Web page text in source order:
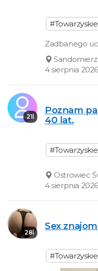
#Towarzyskie
Zadbanego
Sandomierz
4 sierpnia
21l
Poznam
40 lat.
#Towarzyskie
Ostrowiec
4 sierpnia
28l
Sex
#Towarzyskie